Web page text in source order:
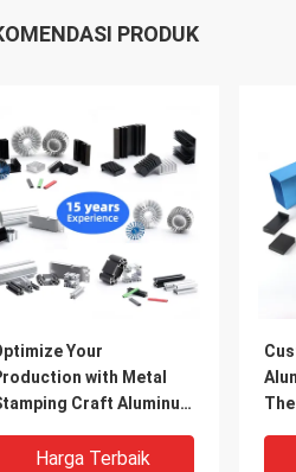
PRODUK
Your
with Metal
Craft Aluminum
Harga Terbaik